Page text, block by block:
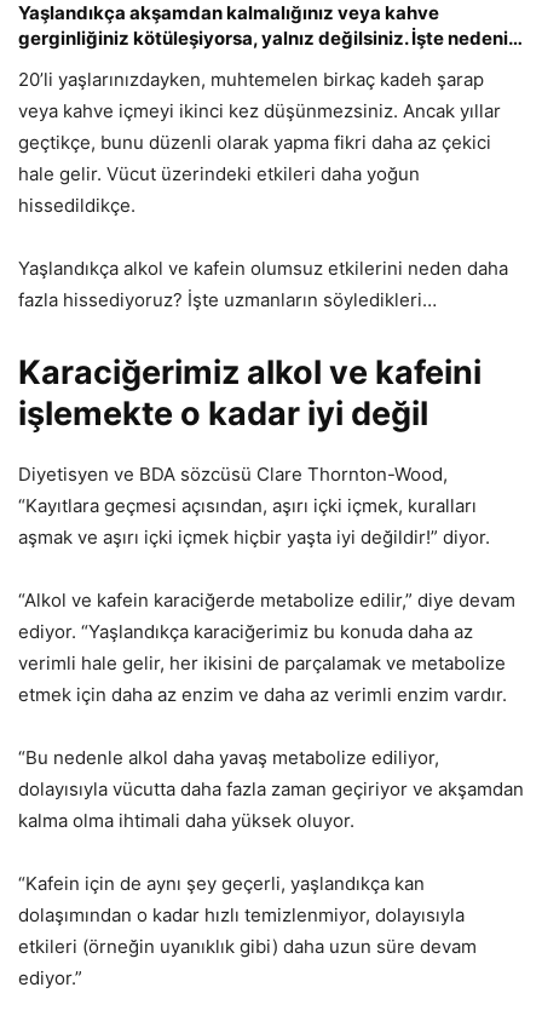
Yaşlandıkça akşamdan kalmalığınız veya kahve
gerginliğiniz kötüleşiyorsa, yalnız değilsiniz. İşte nedeni…
20’li yaşlarınızdayken, muhtemelen birkaç kadeh şarap
veya kahve içmeyi ikinci kez düşünmezsiniz. Ancak yıllar
geçtikçe, bunu düzenli olarak yapma fikri daha az çekici
hale gelir. Vücut üzerindeki etkileri daha yoğun
hissedildikçe.
Yaşlandıkça alkol ve kafein olumsuz etkilerini neden daha
fazla hissediyoruz? İşte uzmanların söyledikleri…
Karaciğerimiz alkol ve kafeini
işlemekte o kadar iyi değil
Diyetisyen ve BDA sözcüsü Clare Thornton-Wood,
“Kayıtlara geçmesi açısından, aşırı içki içmek, kuralları
aşmak ve aşırı içki içmek hiçbir yaşta iyi değildir!” diyor.
“Alkol ve kafein karaciğerde metabolize edilir,” diye devam
ediyor. “Yaşlandıkça karaciğerimiz bu konuda daha az
verimli hale gelir, her ikisini de parçalamak ve metabolize
etmek için daha az enzim ve daha az verimli enzim vardır.
“Bu nedenle alkol daha yavaş metabolize ediliyor,
dolayısıyla vücutta daha fazla zaman geçiriyor ve akşamdan
kalma olma ihtimali daha yüksek oluyor.
“Kafein için de aynı şey geçerli, yaşlandıkça kan
dolaşımından o kadar hızlı temizlenmiyor, dolayısıyla
etkileri (örneğin uyanıklık gibi) daha uzun süre devam
ediyor.”